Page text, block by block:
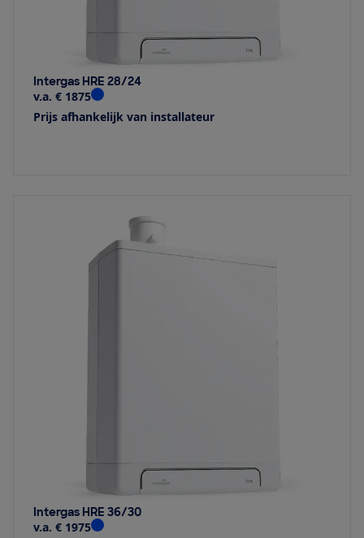
Intergas HRE 28/24
v.a. € 1875
Prijs afhankelijk van installateur
Intergas HRE 36/30
v.a. € 1975